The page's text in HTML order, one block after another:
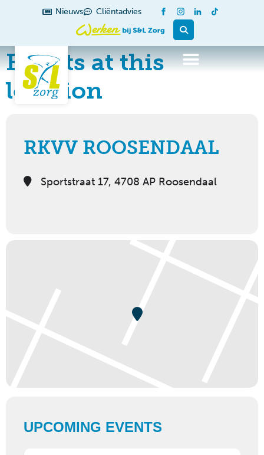
Nieuws Cliëntadvies
Events at this
location
RKVV ROOSENDAAL
Sportstraat 17, 4708 AP Roosendaal
UPCOMING EVENTS